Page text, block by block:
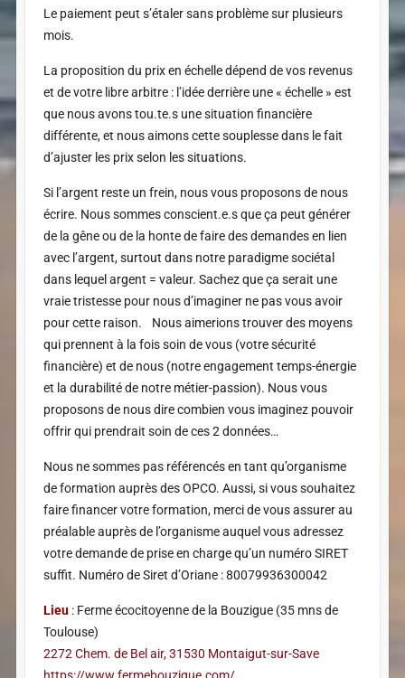
Le paiement peut s’étaler sans problème sur plusieurs
mois.
La proposition du prix en échelle dépend de vos revenus
et de votre libre arbitre : l’idée derrière une « échelle » est
que nous avons tou.te.s une situation financière
différente, et nous aimons cette souplesse dans le fait
d’ajuster les prix selon les situations.
Si l’argent reste un frein, nous vous proposons de nous
écrire. Nous sommes conscient.e.s que ça peut générer
de la gêne ou de la honte de faire des demandes en lien
avec l’argent, surtout dans notre paradigme sociétal
dans lequel argent = valeur. Sachez que ça serait une
vraie tristesse pour nous d’imaginer ne pas vous avoir
pour cette raison. Nous aimerions trouver des moyens
qui prennent à la fois soin de vous (votre sécurité
financière) et de nous (notre engagement temps-énergie
et la durabilité de notre métier-passion). Nous vous
proposons de nous dire combien vous imaginez pouvoir
offrir qui prendrait soin de ces 2 données…
Nous ne sommes pas référencés en tant qu’organisme
de formation auprès des OPCO. Aussi, si vous souhaitez
faire financer votre formation, merci de vous assurer au
préalable auprès de l’organisme auquel vous adressez
votre demande de prise en charge qu’un numéro SIRET
suffit. Numéro de Siret d’Oriane : 80079936300042
Lieu : Ferme écocitoyenne de la Bouzigue (35 mns de
Toulouse)
2272 Chem. de Bel air, 31530 Montaigut-sur-Save